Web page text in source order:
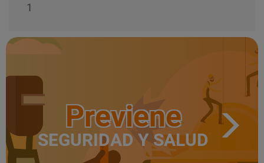
1
Previene
SEGURIDAD Y SALUD